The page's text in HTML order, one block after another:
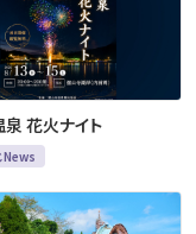
花火ナイト
News